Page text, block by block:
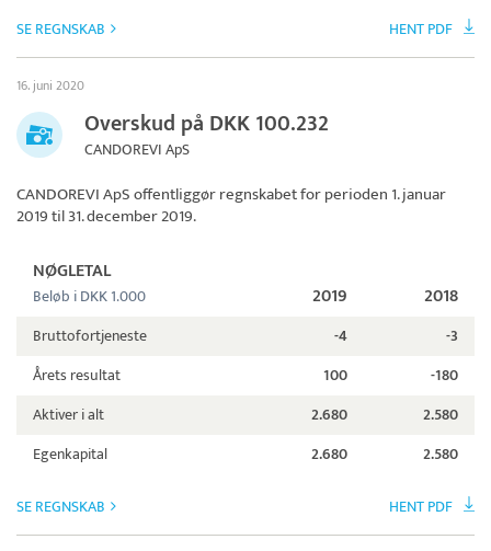
SE REGNSKAB HENT PDF
16. juni 2020
Overskud på DKK 100.232
CANDOREVI ApS
CANDOREVI ApSoffentliggør regnskabet for perioden 1. januar
2019 til 31. december 2019.
NØGLETAL
Beløb i DKK 1.000 2019 2018
Bruttofortjeneste -4
-3
Årets resultat
100
-180
Aktiver i alt
2.680
2.580
Egenkapital
2.680 2.580
SE REGNSKAB HENT PDF